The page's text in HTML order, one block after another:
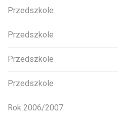
Przedszkole
Przedszkole
Przedszkole
Przedszkole
Rok 2006/2007